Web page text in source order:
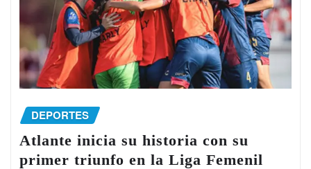
DEPORTES
Atlante inicia su historia con su
primer triunfo en la Liga Femenil